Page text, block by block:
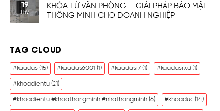
19
Th9
KHÓA TỪ VĂN PHÒNG – GIẢI PHÁP BẢO MẬT
THÔNG MINH CHO DOANH NGHIỆP
TAG CLOUD
#kaadas (15) #kaadas6001 (1) #kaadasr7 (1) #kaadasrxd (1)
#khoadientu (21)
#khoadientu #khoathongminh #nhathongminh (6) #khoaduc (14)